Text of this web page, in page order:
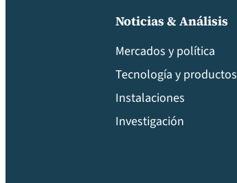
Noticias & Análisis
Mercados y política
Tecnología y productos
Instalaciones
Investigación